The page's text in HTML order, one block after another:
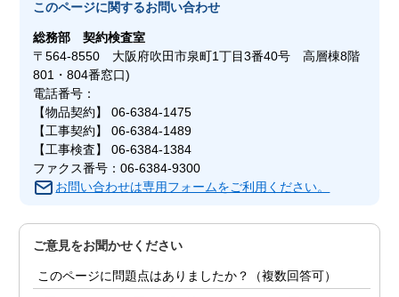
このページに関するお問い合わせ
総務部契約検査室
〒564-8550 大阪府吹田市泉町1丁目3番40号 高層棟8階
801・804番窓口)
電話番号：
【物品契約】 06-6384-1475
【工事契約】 06-6384-1489
【工事検査】 06-6384-1384
ファクス番号：06-6384-9300
お問い合わせは専用フォームをご利用ください。
ご意見をお聞かせください
このページに問題点はありましたか？（複数回答可）